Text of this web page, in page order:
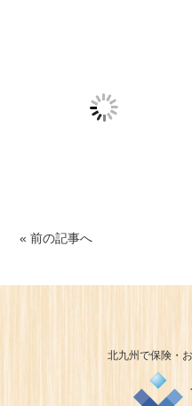
« 前の記事へ
北九州で保険・